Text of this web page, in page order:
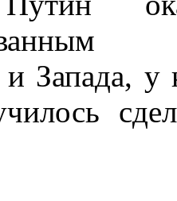
Запада, у